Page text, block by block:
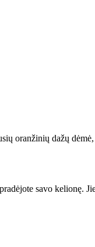
oranžinių dažų
savo kelionę.